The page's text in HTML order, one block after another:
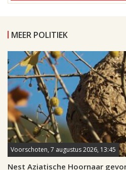
MEER POLITIEK
Voorschoten, 7 augustus 2026, 13:45
Nest Aziatische Hoornaar